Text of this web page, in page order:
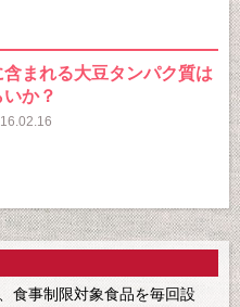
含まれる大豆タンパク質は
か？
食事制限対象食品を毎回設